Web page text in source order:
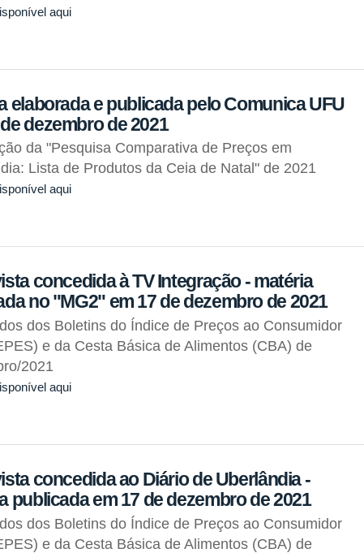
aqui
elaborada e publicada pelo Comunica UFU
dezembro de 2021
da "Pesquisa Comparativa de Preços em
Lista de Produtos da Ceia de Natal" de 2021
aqui
concedida à TV Integração - matéria
no "MG2" em 17 de dezembro de 2021
dos Boletins do Índice de Preços ao Consumidor
e da Cesta Básica de Alimentos (CBA) de
2021
aqui
concedida ao Diário de Uberlândia -
publicada em 17 de dezembro de 2021
dos Boletins do Índice de Preços ao Consumidor
e da Cesta Básica de Alimentos (CBA) de